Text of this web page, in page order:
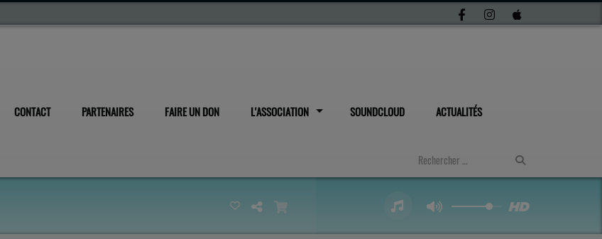
CONTACT PARTENAIRES FAIRE UN DON L'ASSOCIATION SOUNDCLOUD ACTUALITÉS